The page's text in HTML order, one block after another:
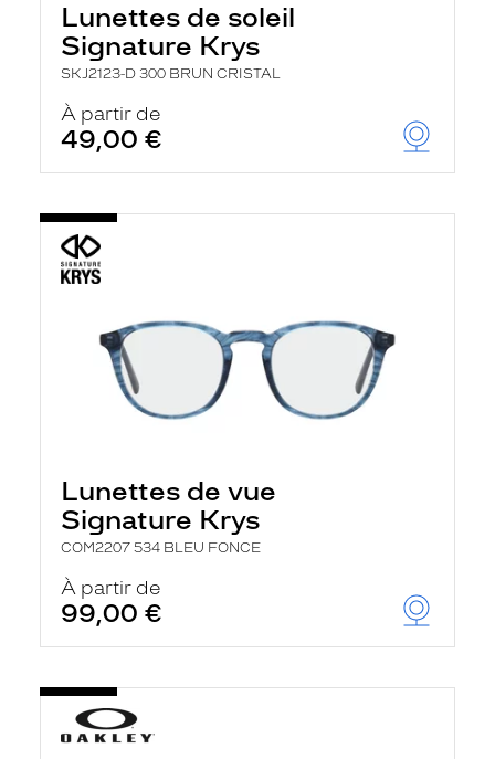
Lunettes de soleil
Signature Krys
SKJ2123-D 300 BRUN CRISTAL
À partir de
49,00 €
Lunettes de vue
Signature Krys
COM2207 534 BLEU FONCE
À partir de
99,00 €